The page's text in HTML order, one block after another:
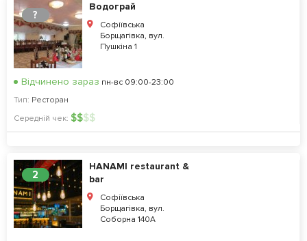
?
Водограй
Софіївська
Борщагівка, вул.
Пушкіна 1
Відчинено зараз пн-вс 09:00-23:00
Тип: Ресторан
Середній чек: $$$$
2
HANAMI restaurant &
bar
Софіївська
Борщагівка, вул.
Соборна 140А